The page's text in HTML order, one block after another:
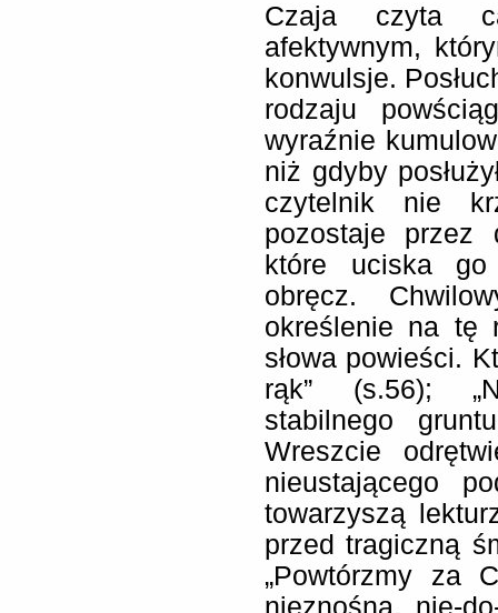
Czaja czyta
afektywnym,
konwulsje.
rodzaju
wyraźnie
niż gdyby
czytelnik nie
pozostaje przez
które uciska
obręcz.
określenie na tę
słowa powieści.
rąk” (s.56);
stabilnego
Wreszcie
nieustającego
towarzyszą
przed tragiczną
„Powtórzmy za
nieznośna, nie-